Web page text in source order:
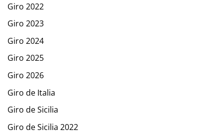
Giro 2022
Giro 2023
Giro 2024
Giro 2025
Giro 2026
Giro de Italia
Giro de Sicilia
Giro de Sicilia 2022